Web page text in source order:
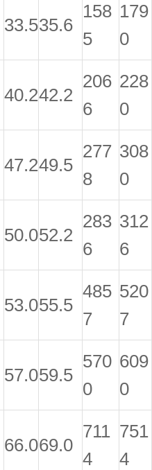
33.535.6
158
5
179
0
40.242.2
206
6
228
0
47.249.5
277
8
308
0
50.052.2
283
6
312
6
53.055.5
485
7
520
7
57.059.5
570
0
609
0
66.069.0
711
4
751
4